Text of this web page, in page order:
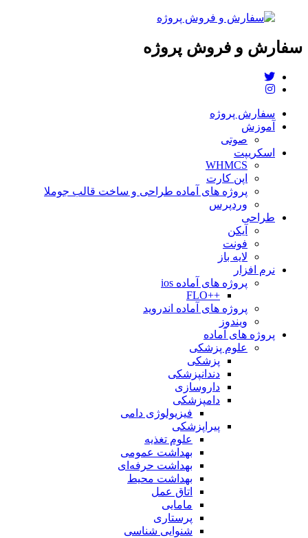
سفارش و فروش پروژه
سفارش پروژه
آموزش
صوتی
اسکریپت
WHMCS
اپن کارت
پروژه های آماده طراحی و ساخت قالب جوملا
وردپرس
طراحی
آیکن
فونت
لایه باز
نرم افزار
پروژه های آماده ios
++FLO
پروژه های آماده اندروید
ویندوز
پروژه های آماده
علوم پزشکی
پزشکی
دندانپزشکی
داروسازی
دامپزشکی
فیزیولوژی دامی
پیراپزشکی
علوم تغذیه
بهداشت عمومی
بهداشت حرفه‌ای
بهداشت محیط
اتاق عمل
مامایی
پرستاری
شنوایی شناسی